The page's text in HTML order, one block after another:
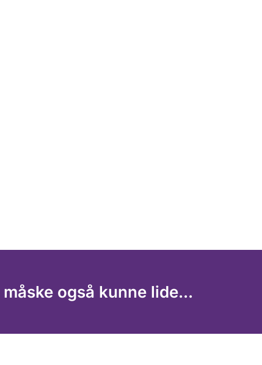
måske også kunne lide...